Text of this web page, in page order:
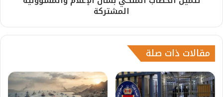
المشتركة
مقالات ذات صلة